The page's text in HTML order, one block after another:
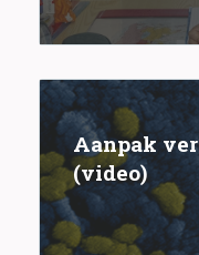
Aanpak
(video)